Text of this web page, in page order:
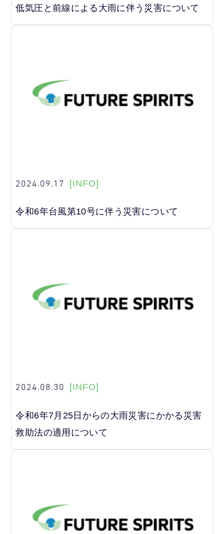
低気圧と前線による大雨に伴う災害について
2024.09.17 [INFO]
令和6年台風第10号に伴う災害について
2024.08.30 [INFO]
令和6年7月25日からの大雨災害にかかる災害
救助法の適用について